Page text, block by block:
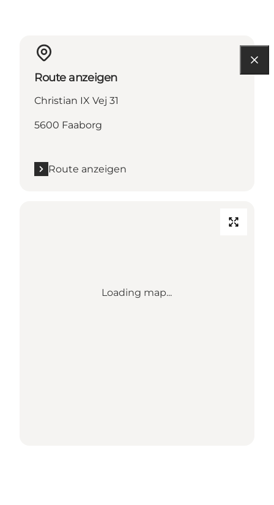
Route anzeigen
Christian IX Vej 31
5600 Faaborg
Route anzeigen
Loading map...